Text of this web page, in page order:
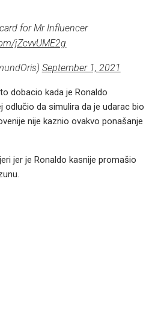
for Mr Influencer
jZcvvUME2g
September 1, 2021
dobacio kada je Ronaldo
odlučio da simulira da je udarac bio
nije kaznio ovakvo ponašanje
jer je Ronaldo kasnije promašio